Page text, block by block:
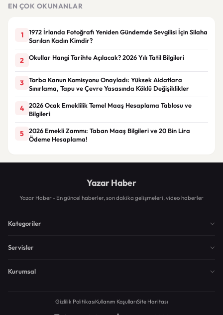
EN ÇOK OKUNANLAR
1
1972 İrlanda Fotoğrafı Yeniden Gündemde Sevgilisi İçin Silaha
Sarılan Kadın Kimdir?
2 Okullar Hangi Tarihte Açılacak? 2026 Yılı Tatil Bilgileri
3
Torba Kanun Komisyonu Onayladı: Yüksek Aidatlara
Sınırlama, Tapu ve Çevre Yasasında Köklü Değişiklikler
4
2026 Ocak Emeklilik Temel Maaş Hesaplama Tablosu ve
Bilgileri
5
2026 Emekli Zammı: Taban Maaş Bilgileri ve 20 Bin Lira
Ödeme Hesaplama!
Yazar Haber
Yazar Haber - En güncel haberler, son dakika gelişmeleri, video haberler
Kategoriler
Servisler
Kurumsal
Gizlilik PolitikasıKullanım KoşullarıSite Haritası